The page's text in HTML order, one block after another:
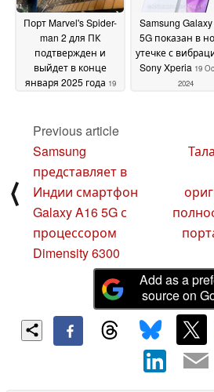
Порт Marvel's Spider-
man 2 для ПК
подтвержден и
выйдет в конце
января 2025 года 19
Samsung
5G показан в
утечке с
Sony Xperia 19
2024
⟨
Previous article
Samsung
представляет в
Индии смартфон
Galaxy A16 5G с
процессором
Dimensity 6300
Add as a
source on